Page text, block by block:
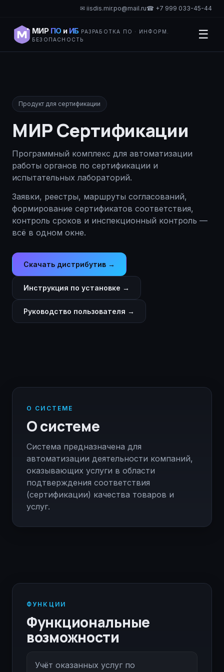
✉ iisdis.mir.po@mail.ru☎ +7 999 033-45-44
МИР ПО и ИБ РАЗРАБОТКА ПО · ИНФОРМ.
БЕЗОПАСНОСТЬ
☰
Продукт для сертификации
МИР Сертификации
Программный комплекс для автоматизации
работы органов по сертификации и
испытательных лабораторий.
Заявки, реестры, маршруты согласований,
формирование сертификатов соответствия,
контроль сроков и инспекционный контроль —
всё в одном окне.
Скачать дистрибутив →
Инструкция по установке →
Руководство пользователя →
О СИСТЕМЕ
О системе
Система предназначена для
автоматизации деятельности компаний,
оказывающих услуги в области
подтверждения соответствия
(сертификации) качества товаров и
услуг.
ФУНКЦИИ
Функциональные
возможности
Учёт оказанных услуг по